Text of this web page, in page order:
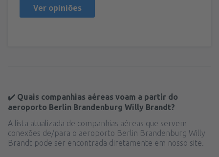
Ver opiniões
✔️ Quais companhias aéreas voam a partir do
aeroporto Berlin Brandenburg Willy Brandt?
A lista atualizada de companhias aéreas que servem
conexões de/para o aeroporto Berlin Brandenburg Willy
Brandt pode ser encontrada diretamente em nosso site.